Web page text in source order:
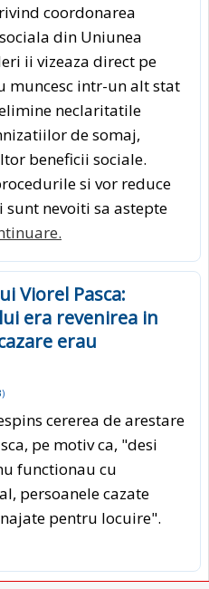
coordonarea
din Uniunea
ii vizeaza direct pe
muncesc intr-un alt stat
neclaritatile
de somaj,
beneficii sociale.
si vor reduce
nevoiti sa astepte
Viorel Pasca:
era revenirea in
erau
)
cererea de arestare
pe motiv ca, "desi
functionau cu
persoanele cazate
pentru locuire".